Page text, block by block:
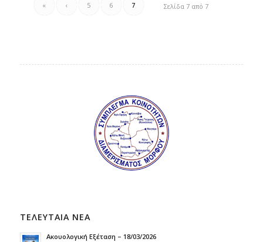
Σελίδα 7 από 7
« ‹ 5 6 7
ΤΕΛΕΥΤΑΙΑ ΝΕΑ
Ακουολογική Εξέταση – 18/03/2026